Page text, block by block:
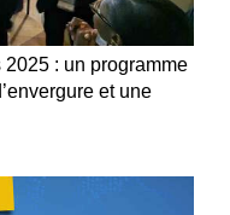
: un programme
et une